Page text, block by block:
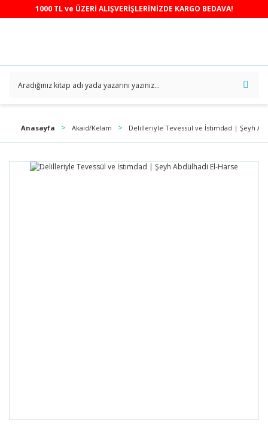
1000 TL ve ÜZERİ ALIŞVERİŞLERİNİZDE KARGO BEDAVA!
Anasayfa Akaid/Kelam Delilleriyle Tevessül ve İstimdad | Şeyh